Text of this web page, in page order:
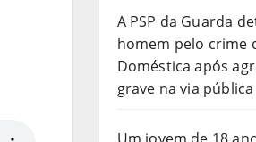
A PSP da Guarda
homem pelo crime
Doméstica após
grave na via pública